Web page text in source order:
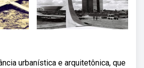
urbanística e arquitetônica, que